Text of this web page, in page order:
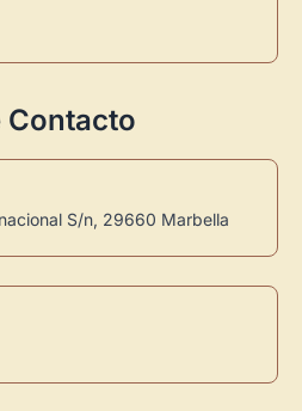
Contacto
S/n, 29660 Marbella